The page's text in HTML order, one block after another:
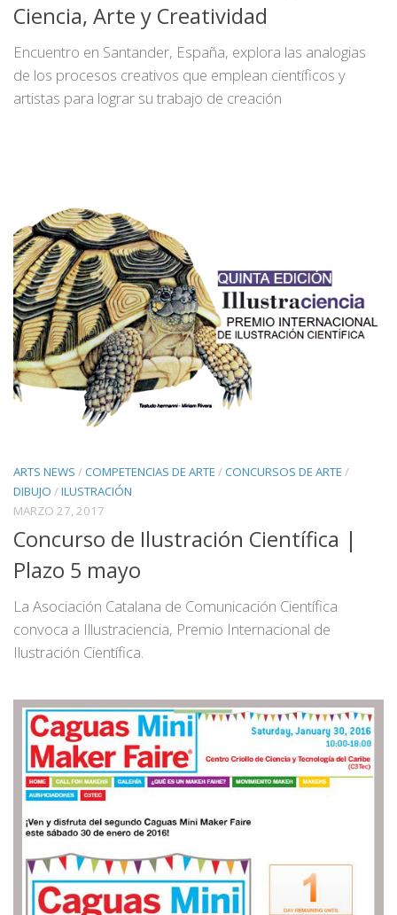
Ciencia, Arte y Creatividad
Encuentro en Santander, España, explora las analogias
de los procesos creativos que emplean científicos y
artistas para lograr su trabajo de creación
ARTS NEWS /COMPETENCIAS DE ARTE /CONCURSOS DE ARTE /
DIBUJO /ILUSTRACIÓN
MARZO 27, 2017
Concurso de Ilustración Científica |
Plazo 5 mayo
La Asociación Catalana de Comunicación Científica
convoca a Illustraciencia, Premio Internacional de
Ilustración Científica.